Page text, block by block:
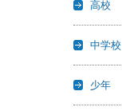
高校
中学校
少年